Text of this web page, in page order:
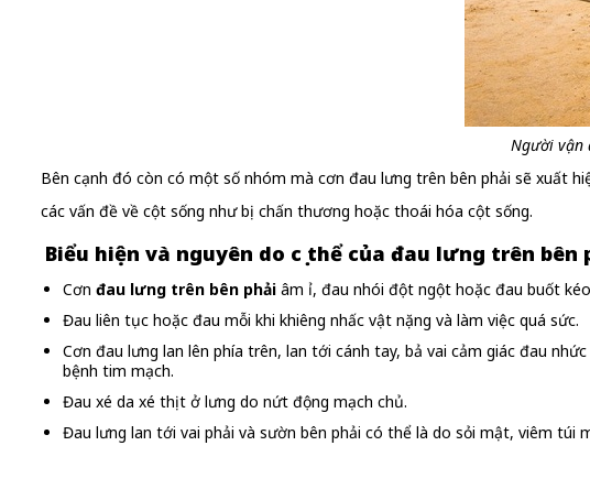
Người vận
Bên cạnh đó còn có một số nhóm mà cơn đau lưng trên bên phải sẽ xuất
các vấn đề về cột sống như bị chấn thương hoặc thoái hóa cột sống.
Biểu hiện và nguyên do cụ thể của đau lưng trên bên
Cơn đau lưng trên bên phải âm ỉ, đau nhói đột ngột hoặc đau buốt
Đau liên tục hoặc đau mỗi khi khiêng nhấc vật nặng và làm việc quá sức.
Cơn đau lưng lan lên phía trên, lan tới cánh tay, bả vai cảm giác đau
bệnh tim mạch.
Đau xé da xé thịt ở lưng do nứt động mạch chủ.
Đau lưng lan tới vai phải và sườn bên phải có thể là do sỏi mật, viêm túi